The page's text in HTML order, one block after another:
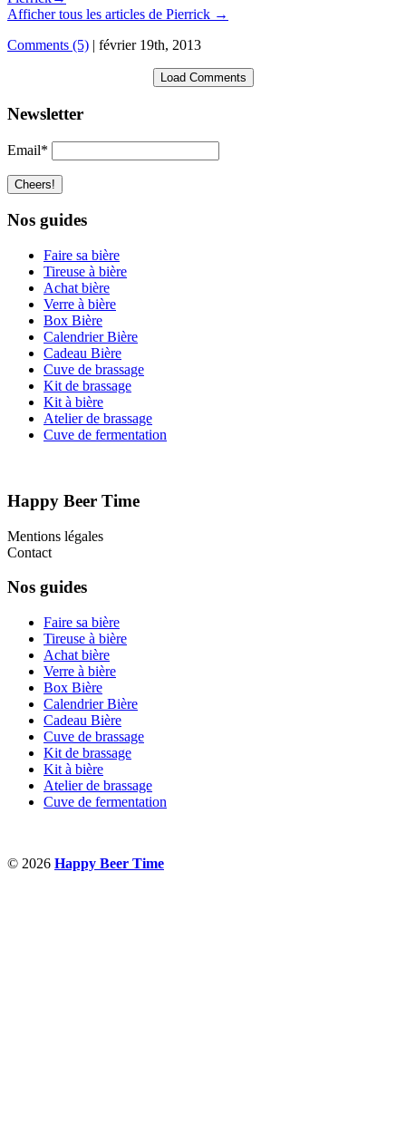
Afficher tous les articles de Pierrick →
Comments (5) | février 19th, 2013
Load Comments
Newsletter
Email*
Nos guides
Faire sa bière
Tireuse à bière
Achat bière
Verre à bière
Box Bière
Calendrier Bière
Cadeau Bière
Cuve de brassage
Kit de brassage
Kit à bière
Atelier de brassage
Cuve de fermentation
Happy Beer Time
Mentions légales
Contact
Nos guides
Faire sa bière
Tireuse à bière
Achat bière
Verre à bière
Box Bière
Calendrier Bière
Cadeau Bière
Cuve de brassage
Kit de brassage
Kit à bière
Atelier de brassage
Cuve de fermentation
© 2026 Happy Beer Time